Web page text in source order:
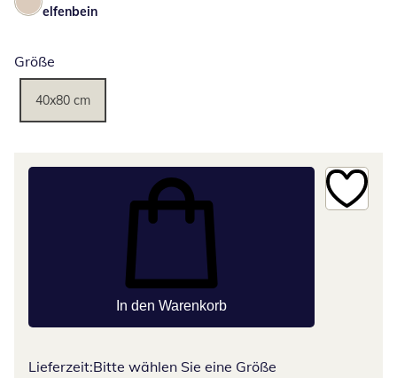
elfenbein
Größe
40x80 cm
In den Warenkorb
Lieferzeit:Bitte wählen Sie eine Größe